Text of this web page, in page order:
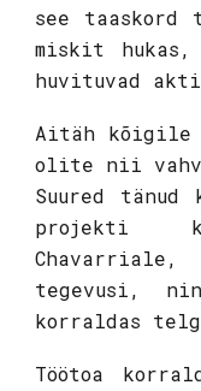
see taaskord
miskit
huvituvad
Aitäh
olite nii
Suured
projekti
tegevusi,
korraldas
Töötoa